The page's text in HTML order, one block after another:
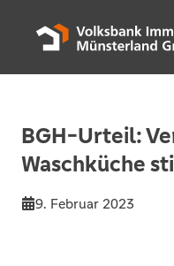
BGH-Urteil:
Waschküche
9. Februar 2023